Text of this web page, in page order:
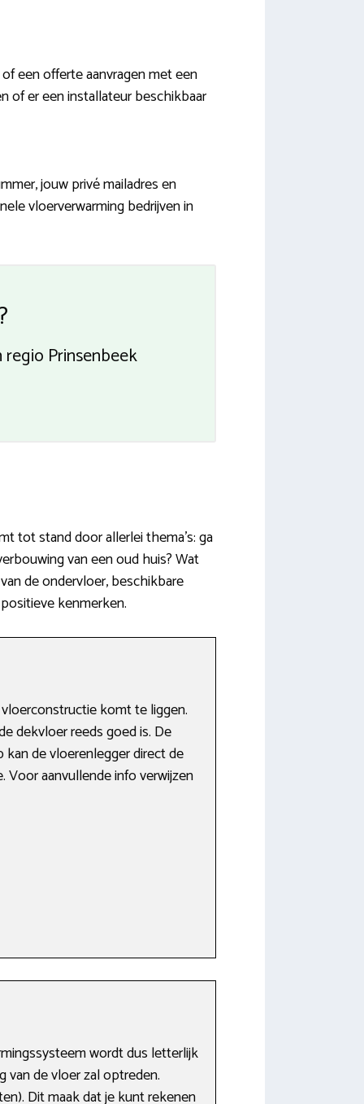
een offerte aanvragen met een
of er een installateur beschikbaar
jouw privé mailadres en
vloerverwarming bedrijven in
Prinsenbeek
tot stand door allerlei thema’s: ga
van een oud huis? Wat
de ondervloer, beschikbare
kenmerken.
komt te liggen.
dekvloer reeds goed is. De
de vloerenlegger direct de
Voor aanvullende info verwijzen
wordt dus letterlijk
van de vloer zal optreden.
Dit maak dat je kunt rekenen